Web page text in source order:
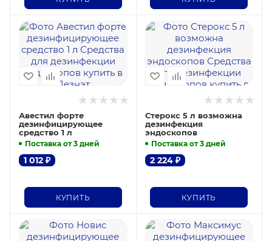
Авестил форте
дезинфицирующее
средство 1 л
Поставка от 3 дней
1 012 ₽
КУПИТЬ
Стерокс 5 л возможна
дезинфекция
эндоскопов
Поставка от 3 дней
2 224₽
КУПИТЬ